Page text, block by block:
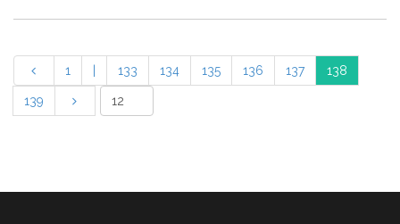
1 133 134 135 136 137 138
139